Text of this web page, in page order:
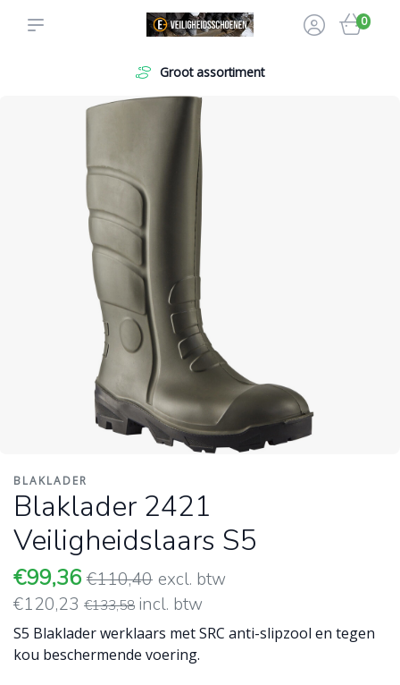
0
Levering aan particulier en zakelijk
BLAKLADER
Blaklader 2421
Veiligheidslaars S5
€99,36 €110,40 excl. btw
€120,23 €133,58 incl. btw
S5 Blaklader werklaars met SRC anti-slipzool en tegen
kou beschermende voering.